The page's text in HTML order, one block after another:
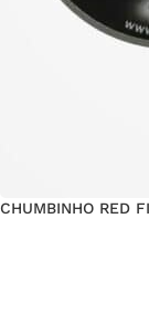
CHUMBINHO RED